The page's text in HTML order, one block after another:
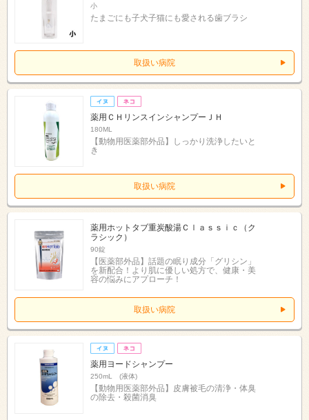
小
たまごにも子犬子猫にも愛される歯ブラシ
取扱い病院
薬用ＣＨリンスインシャンプーＪＨ
180ML
【動物用医薬部外品】しっかり洗浄したいと
き
取扱い病院
薬用ホットタブ重炭酸湯Ｃｌａｓｓｉｃ（ク
ラシック）
90錠
【医薬部外品】話題の眠り成分「グリシン」
を新配合！より肌に優しい処方で、健康・美
容の悩みにアプローチ！
取扱い病院
薬用ヨードシャンプー
250mL (液体)
【動物用医薬部外品】皮膚被毛の清浄・体臭
の除去・殺菌消臭